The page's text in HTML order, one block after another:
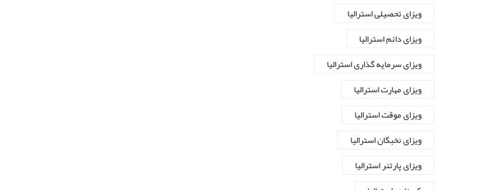
ویزای تحصیلی استرالیا
ویزای دائم استرالیا
ویزای سرمایه گذاری استرالیا
ویزای مهارت استرالیا
ویزای موقت استرالیا
ویزای نخبگان استرالیا
ویزای پارتنر استرالیا